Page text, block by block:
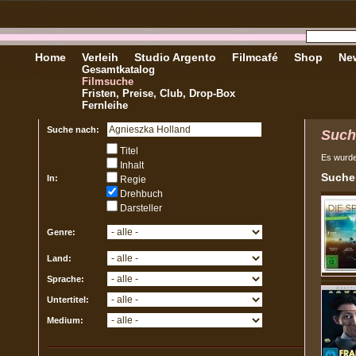
Home Verleih
Gesamtkatalog
Filmsuche
Fristen, Preise, Club, Drop-Box
Fernleihe
Studio Argento Filmcafé Shop
Suche nach:
In:
Titel
Inhalt
Regie
Drehbuch
Darsteller
Genre:
Land:
Sprache:
Untertitel:
Medium:
Es